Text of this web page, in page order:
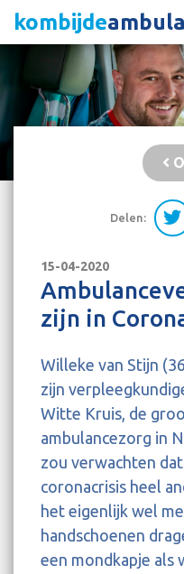
kombijde
Delen:
15-04-2020
zijn in
Willeke van Stijn
zijn
Witte Kruis, de
ambulancezorg in
zou verwachten
coronacrisis heel
het eigenlijk wel
handschoenen
een mondkapje als